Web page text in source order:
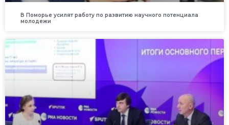
В Поморье усилят работу по развитию научного потенциала
молодежи